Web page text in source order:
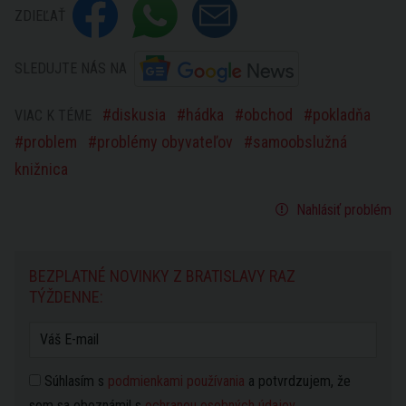
diskusia hádka obchod
pokladňa
problem
problémy obyvateľov
samoobslužná
knižnica
Nahlásiť problém
BEZPLATNÉ NOVINKY Z BRATISLAVY RAZ
TÝŽDENNE:
Súhlasím s podmienkami používania a potvrdzujem, že